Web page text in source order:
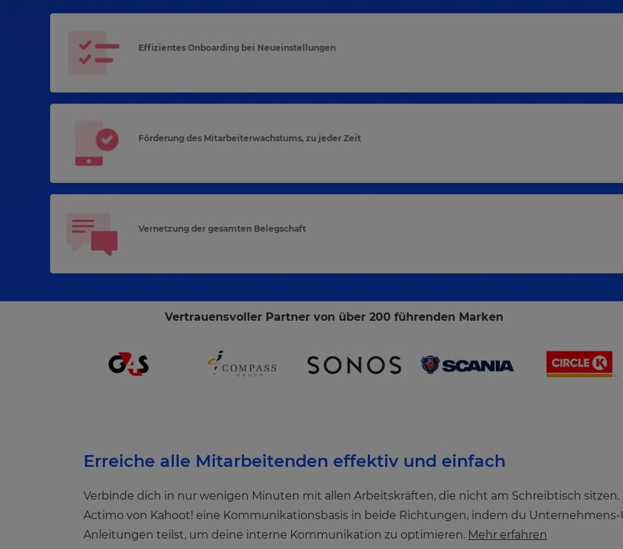
Effizientes Onboarding bei Neueinstellungen
Förderung des Mitarbeiterwachstums, zu jeder Zeit
Vernetzung der gesamten Belegschaft
Vertrauensvoller Partner von über 200 führenden Marken
Erreiche alle Mitarbeitenden effektiv und einfach
Verbinde dich in nur wenigen Minuten mit allen Arbeitskräften, die nicht am Schreibtisch
Actimo von Kahoot! eine Kommunikationsbasis in beide Richtungen, indem du
Anleitungen teilst, um deine interne Kommunikation zu optimieren. Mehr erfahren